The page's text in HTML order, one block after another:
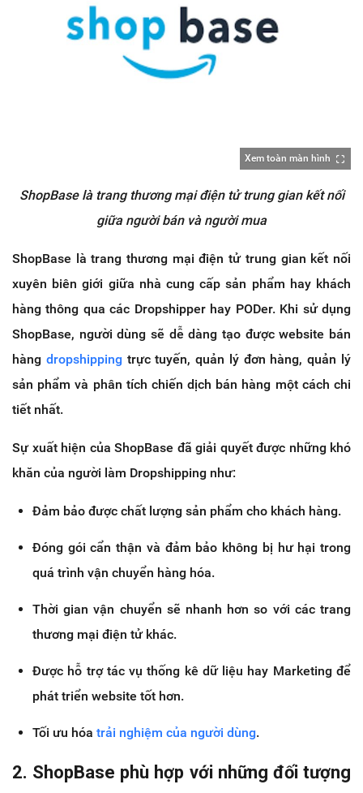
Xem toàn màn hình
ShopBase là trang thương mại điện tử trung gian kết nối
giữa người bán và người mua
ShopBase là trang thương mại điện tử trung gian kết nối
xuyên biên giới giữa nhà cung cấp sản phẩm hay khách
hàng thông qua các Dropshipper hay PODer. Khi sử dụng
ShopBase, người dùng sẽ dễ dàng tạo được website bán
hàng dropshipping trực tuyến, quản lý đơn hàng, quản lý
sản phẩm và phân tích chiến dịch bán hàng một cách chi
tiết nhất.
Sự xuất hiện của ShopBase đã giải quyết được những khó
khăn của người làm Dropshipping như:
Đảm bảo được chất lượng sản phẩm cho khách hàng.
Đóng gói cẩn thận và đảm bảo không bị hư hại trong
quá trình vận chuyển hàng hóa.
Thời gian vận chuyển sẽ nhanh hơn so với các trang
thương mại điện tử khác.
Được hỗ trợ tác vụ thống kê dữ liệu hay Marketing để
phát triển website tốt hơn.
Tối ưu hóa trải nghiệm của người dùng.
2. ShopBase phù hợp với những đối tượng